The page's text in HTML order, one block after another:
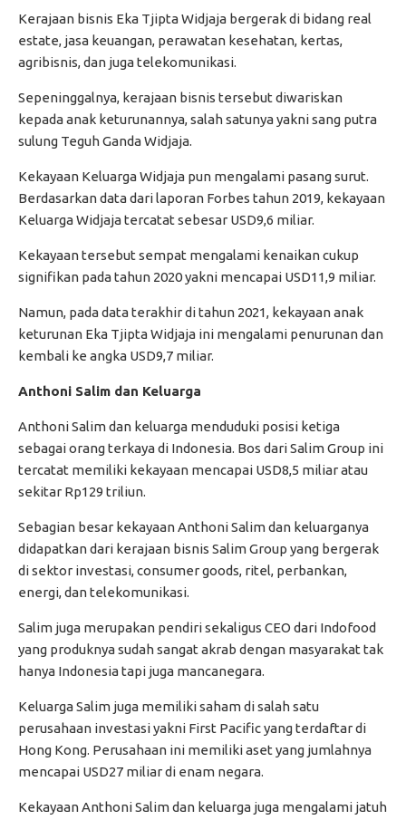
Kerajaan bisnis Eka Tjipta Widjaja bergerak di bidang real
estate, jasa keuangan, perawatan kesehatan, kertas,
agribisnis, dan juga telekomunikasi.
Sepeninggalnya, kerajaan bisnis tersebut diwariskan
kepada anak keturunannya, salah satunya yakni sang putra
sulung Teguh Ganda Widjaja.
Kekayaan Keluarga Widjaja pun mengalami pasang surut.
Berdasarkan data dari laporan Forbes tahun 2019, kekayaan
Keluarga Widjaja tercatat sebesar USD9,6 miliar.
Kekayaan tersebut sempat mengalami kenaikan cukup
signifikan pada tahun 2020 yakni mencapai USD11,9 miliar.
Namun, pada data terakhir di tahun 2021, kekayaan anak
keturunan Eka Tjipta Widjaja ini mengalami penurunan dan
kembali ke angka USD9,7 miliar.
Anthoni Salim dan Keluarga
Anthoni Salim dan keluarga menduduki posisi ketiga
sebagai orang terkaya di Indonesia. Bos dari Salim Group ini
tercatat memiliki kekayaan mencapai USD8,5 miliar atau
sekitar Rp129 triliun.
Sebagian besar kekayaan Anthoni Salim dan keluarganya
didapatkan dari kerajaan bisnis Salim Group yang bergerak
di sektor investasi, consumer goods, ritel, perbankan,
energi, dan telekomunikasi.
Salim juga merupakan pendiri sekaligus CEO dari Indofood
yang produknya sudah sangat akrab dengan masyarakat tak
hanya Indonesia tapi juga mancanegara.
Keluarga Salim juga memiliki saham di salah satu
perusahaan investasi yakni First Pacific yang terdaftar di
Hong Kong. Perusahaan ini memiliki aset yang jumlahnya
mencapai USD27 miliar di enam negara.
Kekayaan Anthoni Salim dan keluarga juga mengalami jatuh